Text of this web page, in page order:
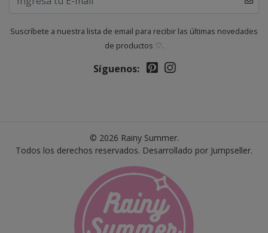
Suscríbete a nuestra lista de email para recibir las últimas novedades
de productos ♡.
Síguenos:
© 2026 Rainy Summer.
Todos los derechos reservados. Desarrollado por Jumpseller.